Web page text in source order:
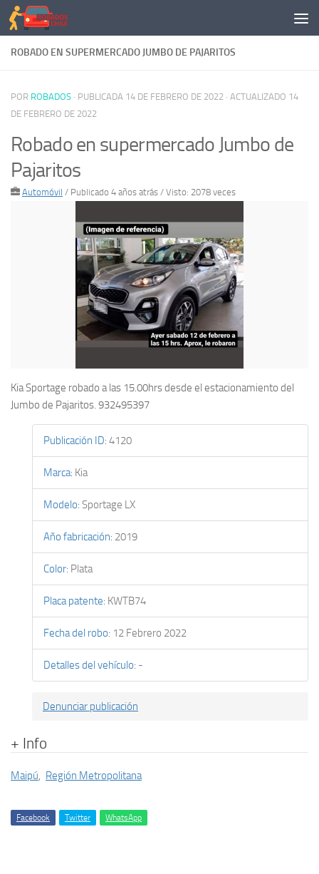
Saltar al contenido
ROBADO EN SUPERMERCADO JUMBO DE PAJARITOS
POR ROBADOS · PUBLICADA 14 DE FEBRERO DE 2022 · ACTUALIZADO 14
DE FEBRERO DE 2022
Robado en supermercado Jumbo de
Pajaritos
Automóvil / Publicado 4 años atrás / Visto: 2078 veces
Kia Sportage robado a las 15.00hrs desde el estacionamiento del
Jumbo de Pajaritos. 932495397
Publicación ID: 4120
Marca: Kia
Modelo: Sportage LX
Año fabricación: 2019
Color: Plata
Placa patente: KWTB74
Fecha del robo: 12 Febrero 2022
Detalles del vehículo: -
Denunciar publicación
+ Info
Maipú, Región Metropolitana
Facebook Twitter WhatsApp